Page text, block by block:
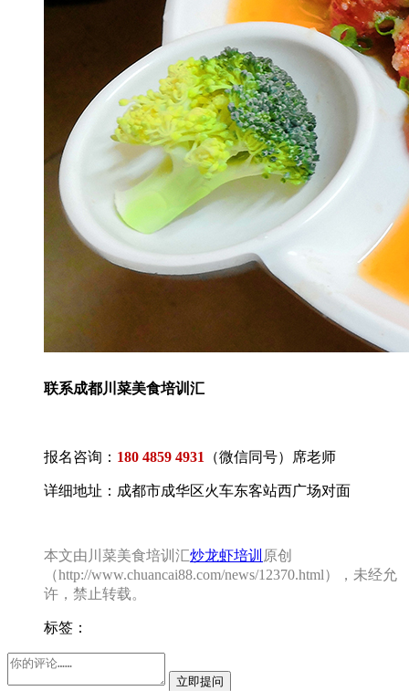
联系成都川菜美食培训汇
报名咨询： 180 4859 4931 （微信同号）席老师
详细地址：成都市成华区火车东客站西广场对面
本文由川菜美食培训汇炒龙虾培训 原创
（http://www.chuancai88.com/news/12370.html），未经允
许，禁止转载。
标签：